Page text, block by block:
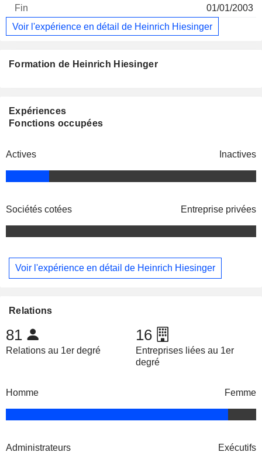
01/01/2003
Voir l'expérience en détail de Heinrich Hiesinger
Formation de Heinrich Hiesinger
Expériences
Fonctions occupées
Actives Inactives
Sociétés cotées Entreprise privées
Voir l'expérience en détail de Heinrich Hiesinger
Relations
81
Relations au 1er degré
16
Entreprises liées au 1er
degré
Homme Femme
Administrateurs Exécutifs